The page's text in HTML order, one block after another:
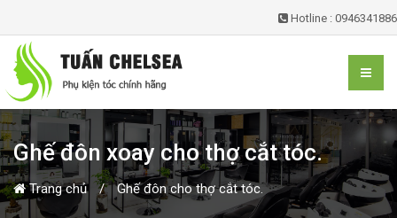
Hotline : 0946341886
Ghế đôn xoay cho thợ cắt tóc.
Trang chủ Ghế đôn cho thợ cắt tóc.